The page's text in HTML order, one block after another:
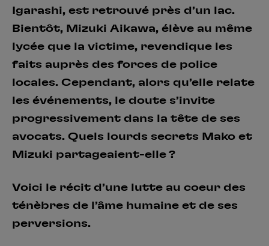
Igarashi, est retrouvé près d’un lac.
Bientôt, Mizuki Aikawa, élève au même
lycée que la victime, revendique les
faits auprès des forces de police
locales. Cependant, alors qu’elle relate
les événements, le doute s’invite
progressivement dans la tête de ses
avocats. Quels lourds secrets Mako et
Mizuki partageaient-elle ?
Voici le récit d’une lutte au coeur des
ténèbres de l’âme humaine et de ses
perversions.